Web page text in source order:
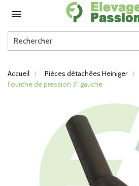

Accueil Pièces détachées Heiniger
Fourche de pression 3" gauche